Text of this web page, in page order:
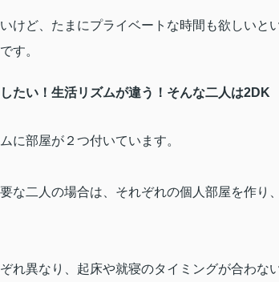
けど、たまにプライベートな時間も欲しいと
す。
たい！生活リズムが違う！そんな二人は2DK
に部屋が２つ付いています。
な二人の場合は、それぞれの個人部屋を作り
れ異なり、起床や就寝のタイミングが合わな